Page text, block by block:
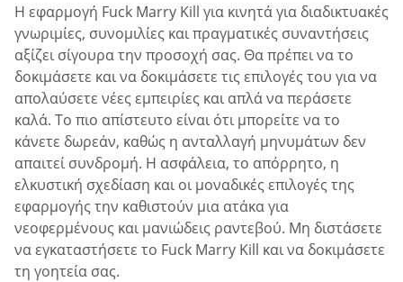
Η εφαρμογή Fuck Marry Kill για κινητά για διαδικτυακές
γνωριμίες, συνομιλίες και πραγματικές συναντήσεις
αξίζει σίγουρα την προσοχή σας. Θα πρέπει να το
δοκιμάσετε και να δοκιμάσετε τις επιλογές του για να
απολαύσετε νέες εμπειρίες και απλά να περάσετε
καλά. Το πιο απίστευτο είναι ότι μπορείτε να το
κάνετε δωρεάν, καθώς η ανταλλαγή μηνυμάτων δεν
απαιτεί συνδρομή. Η ασφάλεια, το απόρρητο, η
ελκυστική σχεδίαση και οι μοναδικές επιλογές της
εφαρμογής την καθιστούν μια ατάκα για
νεοφερμένους και μανιώδεις ραντεβού. Μη διστάσετε
να εγκαταστήσετε το Fuck Marry Kill και να δοκιμάσετε
τη γοητεία σας.